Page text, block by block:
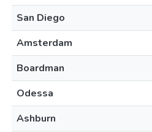
San Diego
Amsterdam
Boardman
Odessa
Ashburn